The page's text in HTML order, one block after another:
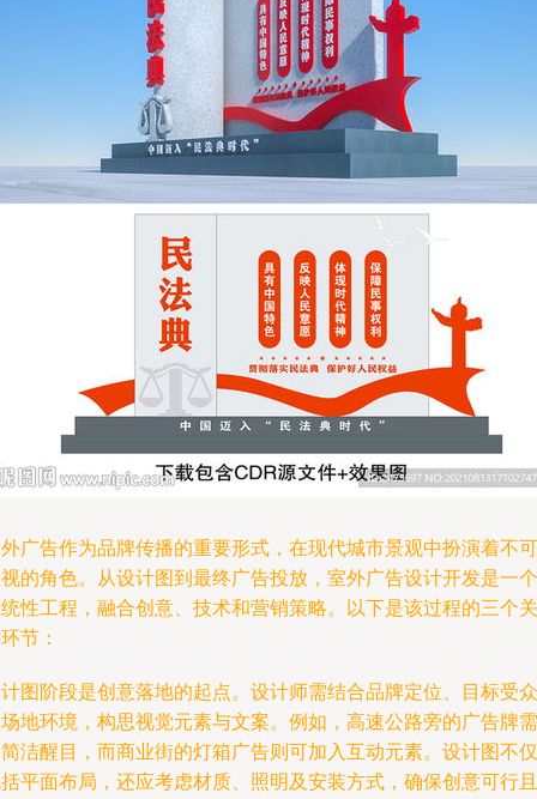
广告作为品牌传播的重要形式，在现代城市景观中扮演着不可
的角色。从设计图到最终广告投放，室外广告设计开发是一个
性工程，融合创意、技术和营销策略。以下是该过程的三个关
节：
图阶段是创意落地的起点。设计师需结合品牌定位、目标受众
地环境，构思视觉元素与文案。例如，高速公路旁的广告牌需
洁醒目，而商业街的灯箱广告则可加入互动元素。设计图不仅
平面布局，还应考虑材质、照明及安装方式，确保创意可行且